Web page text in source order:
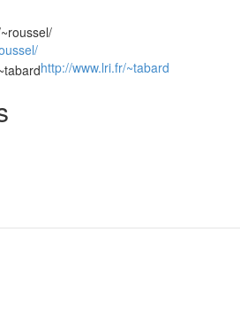
http://www.lri.fr/~tabard